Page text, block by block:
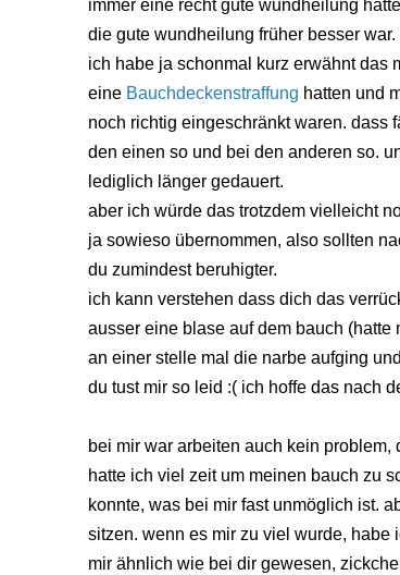
immer eine recht gute wundheilung
die gute wundheilung früher besser war.
ich habe ja schonmal kurz erwähnt das
eine Bauchdeckenstraffung hatten und
noch richtig eingeschränkt waren. dass
den einen so und bei den anderen so.
lediglich länger gedauert.
aber ich würde das trotzdem vielleicht
ja sowieso übernommen, also sollten
du zumindest beruhigter.
ich kann verstehen dass dich das
ausser eine blase auf dem bauch
an einer stelle mal die narbe aufging
du tust mir so leid :( ich hoffe das nach
bei mir war arbeiten auch kein
hatte ich viel zeit um meinen bauch zu
konnte, was bei mir fast unmöglich ist.
sitzen. wenn es mir zu viel wurde,
mir ähnlich wie bei dir gewesen,